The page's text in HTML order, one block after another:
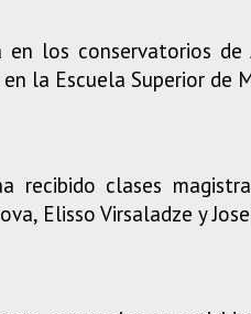
en los conservatorios
la Escuela Superior de
recibido clases
Elisso Virsaladze y